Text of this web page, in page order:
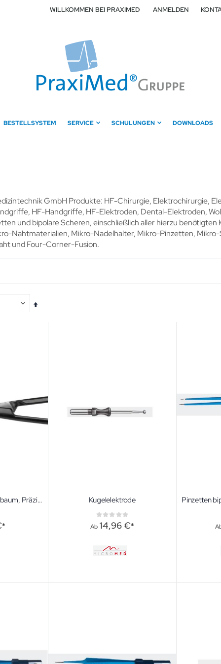
WILLKOMMEN BEI PRAXIMED ANMELDEN
BESTELLSYSTEM SERVICE SCHULUNGEN DOWNLOADS
GmbH Produkte: HF-Chirurgie, Elektrochirurgie,
HF-Handgriffe, HF-Elektroden, Dental-Elektroden,
und bipolare Scheren, einschließlich aller hierzu
Nahtmaterialien, Mikro-Nadelhalter, Mikro-Pinzetten,
und Four-Corner-Fusion.
In
Reihenfolge
Bipolare Schere Metzenbaum, Präzisionsspitze, geb. L 130mm 1 St. BlackLine, Stecker wie Ethicon BP310 Kugelelektrode
Rating:
0%
Ab 14,96 €